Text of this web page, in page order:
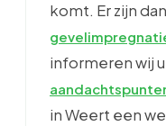
komt. Er zijn
informeren wij
in Weert een